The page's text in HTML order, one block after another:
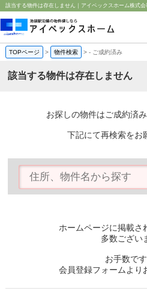
該当する物件は存在しません｜アイベックスホーム株式会
TOPページ > 物件検索 >- ご成約済み
該当する物件は存在しません
お探しの物件はご成約済
下記にて再検索をお
ホームページに掲載さ
多数ござい
お手数です
会員登録フォームより